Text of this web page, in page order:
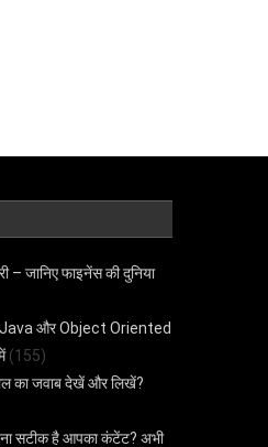
– जानिए फाइनेंस की दुनिया
और Object Oriented
(155)
का जवाब देखें और लिखें?
सटीक है आपका कंटेंट? अभी